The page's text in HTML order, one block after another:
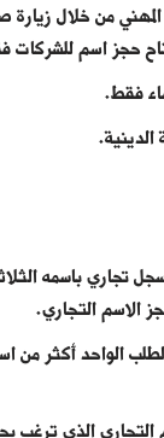
من خلال زيارة
حجز اسم للشركات
فقط.
تجاري باسمه
الاسم التجاري.
الواحد أكثر من